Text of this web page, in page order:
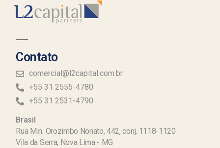
Contato
comercial@l2capital.com.br
+55 31 2555-4780
+55 31 2531-4790
Brasil
Rua Min. Orozimbo Nonato, 442, conj. 1118-1120
Vila da Serra, Nova Lima - MG